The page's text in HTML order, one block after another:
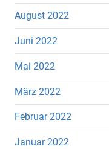
August 2022
Juni 2022
Mai 2022
März 2022
Februar 2022
Januar 2022